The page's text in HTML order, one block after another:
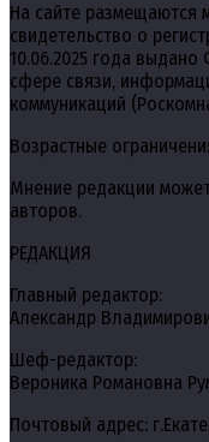
На сайте размещаются
свидетельство о
10.06.2025 года
сфере связи,
коммуникаций
Возрастные
Мнение редакции
авторов.
РЕДАКЦИЯ
Главный редактор:
Александр
Шеф-редактор:
Вероника Романовна
Почтовый адрес: